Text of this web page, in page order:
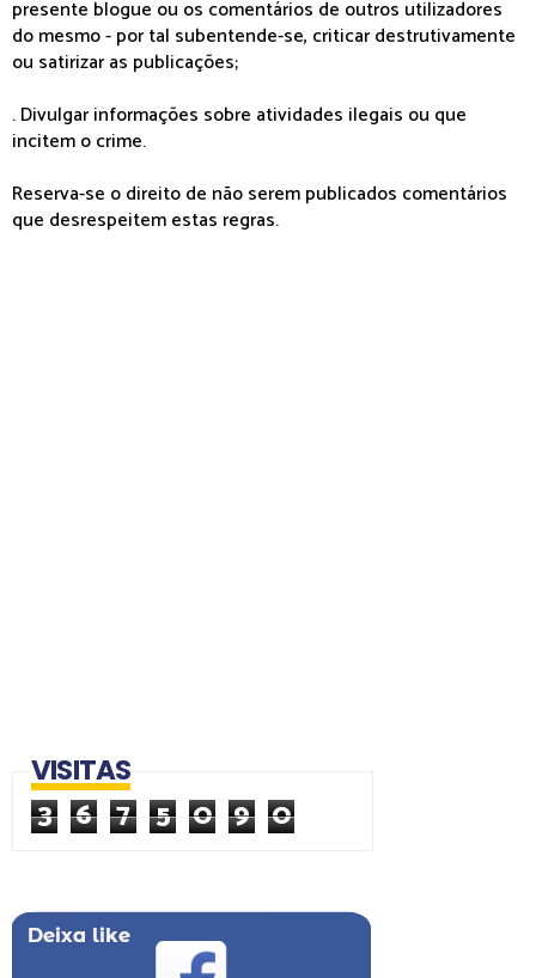
presente blogue ou os comentários de outros utilizadores
do mesmo - por tal subentende-se, criticar destrutivamente
ou satirizar as publicações;
. Divulgar informações sobre atividades ilegais ou que
incitem o crime.
Reserva-se o direito de não serem publicados comentários
que desrespeitem estas regras.
VISITAS
3 6 7 5 0 9 0